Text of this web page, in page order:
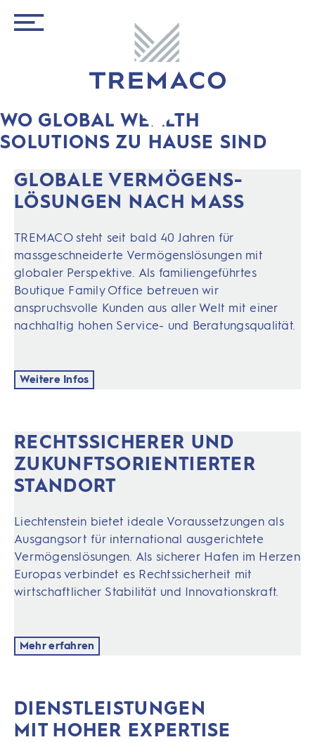
WO GLOBAL WEALTH
SOLUTIONS ZU HAUSE SIND
GLOBALE VERMÖGENS­
LÖSUN­GEN NACH MASS
TREMACO steht seit bald 40 Jahren für
massgeschneiderte Vermögenslösungen mit
globaler Perspektive. Als familiengeführtes
Boutique Family Office betreuen wir
anspruchsvolle Kunden aus aller Welt mit einer
nachhaltig hohen Service- und Beratungsqualität.
Weitere Infos
RECHTSSICHERER UND
ZUKUNFTSORIEN­TIERTER
STANDORT
Liechtenstein bietet ideale Voraussetzungen als
Ausgangsort für international ausgerichtete
Vermögenslösungen. Als sicherer Hafen im Herzen
Europas verbindet es Rechtssicherheit mit
wirtschaftlicher Stabilität und Innovationskraft.
Mehr erfahren
DIENSTLEISTUNGEN
MIT HOHER EXPERTISE